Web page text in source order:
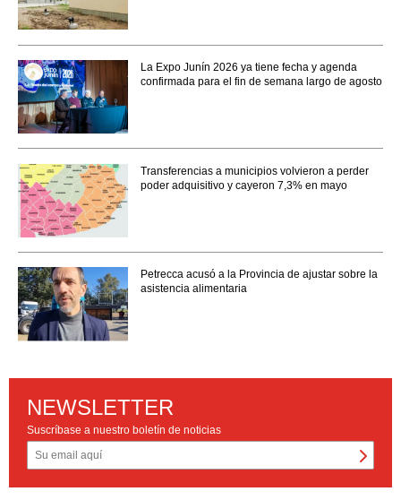
La Expo Junín 2026 ya tiene fecha y agenda
confirmada para el fin de semana largo de agosto
Transferencias a municipios volvieron a perder
poder adquisitivo y cayeron 7,3% en mayo
Petrecca acusó a la Provincia de ajustar sobre la
asistencia alimentaria
NEWSLETTER
Suscríbase a nuestro boletín de noticias